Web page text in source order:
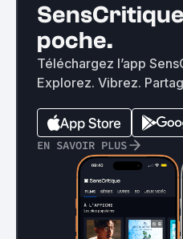
poche.
Téléchargez l’app
Explorez. Vibrez.
EN SAVOIR PLUS